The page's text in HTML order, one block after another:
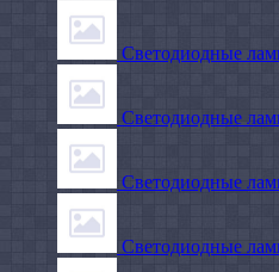
Светодиодные
Светодиодные
Светодиодные
Светодиодные